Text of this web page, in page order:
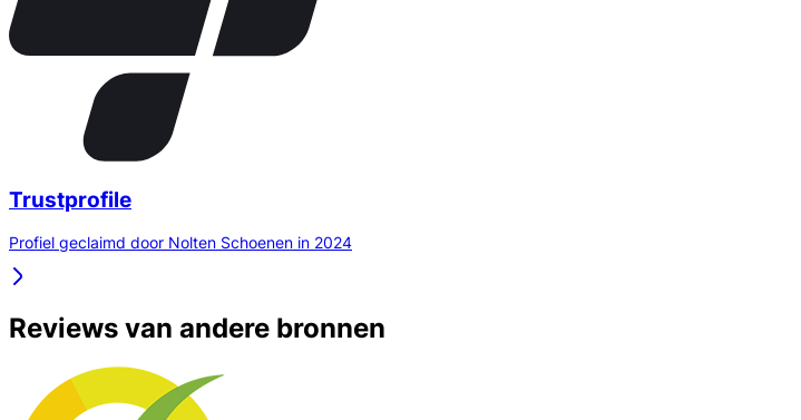
Trustprofile
Profiel geclaimd door Nolten Schoenen in 2024
Reviews van andere bronnen